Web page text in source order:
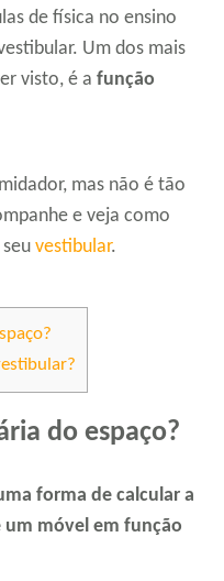
de física no ensino
Um dos mais
visto, é a função
mas não é tão
e veja como
vestibular.
do espaço?
forma de calcular a
um móvel em função